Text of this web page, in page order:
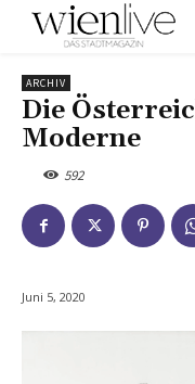
ARCHIV
Die
Moderne
592
Juni 5, 2020